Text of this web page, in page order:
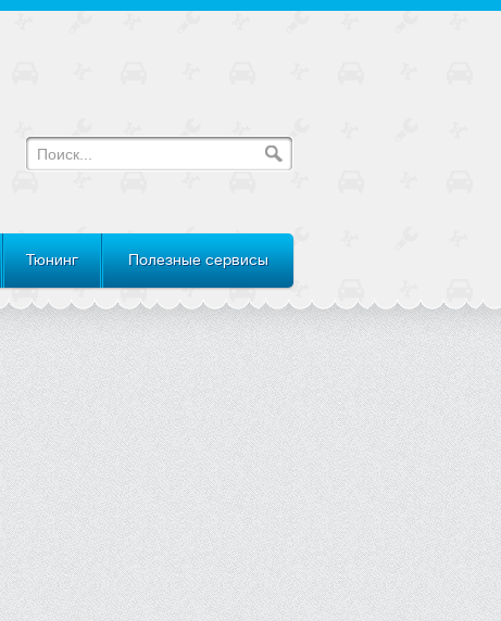
Тюнинг Полезные сервисы